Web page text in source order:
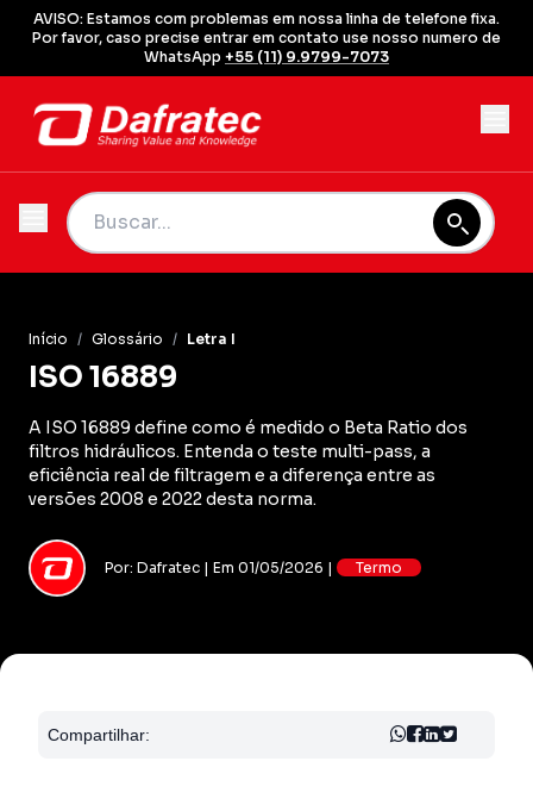
AVISO: Estamos com problemas em nossa linha de telefone fixa.
Por favor, caso precise entrar em contato use nosso numero de
WhatsApp +55 (11) 9.9799-7073
Início / Glossário / Letra I
ISO 16889
A ISO 16889 define como é medido o Beta Ratio dos
filtros hidráulicos. Entenda o teste multi-pass, a
eficiência real de filtragem e a diferença entre as
versões 2008 e 2022 desta norma.
Por: Dafratec | Em 01/05/2026 | Termo
Compartilhar: